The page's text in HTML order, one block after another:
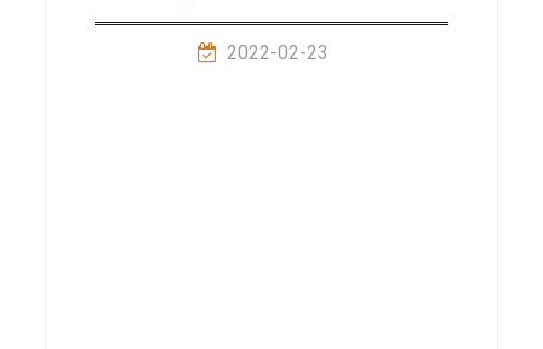
2022-02-23